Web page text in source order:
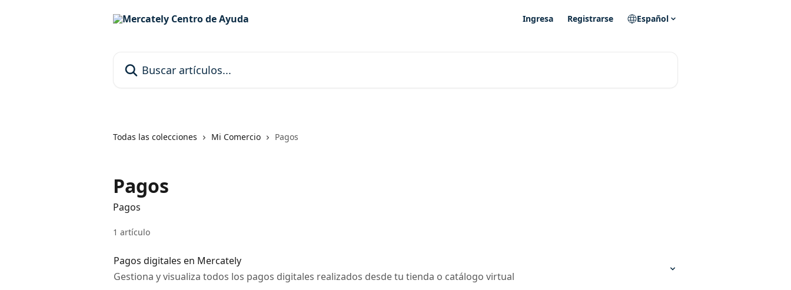
Ingresa Registrarse Español
Todas las colecciones Mi Comercio Pagos
Pagos
Pagos
1 artículo
Pagos digitales en Mercately
Gestiona y visualiza todos los pagos digitales realizados desde tu tienda o catálogo virtual